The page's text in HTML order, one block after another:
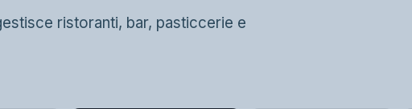
ristoranti, bar, pasticcerie e